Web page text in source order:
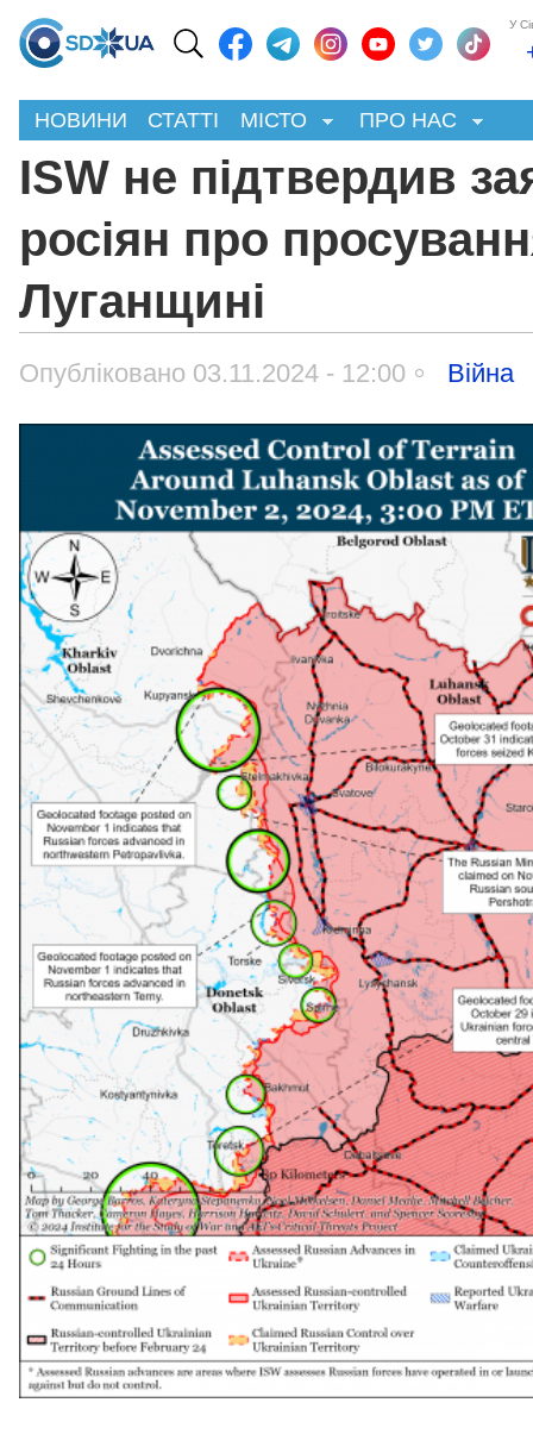
У
НОВИНИ СТАТТІ МІСТО ПРО НАС
ISW не підтвердив
росіян про
Луганщині
Опубліковано 03.11.2024 - 12:00 Війна